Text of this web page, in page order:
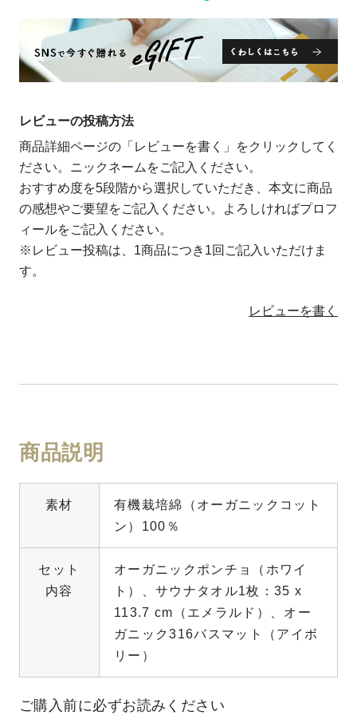
レビューの投稿方法
商品詳細ページの「レビューを書く」をクリックしてく
ださい。ニックネームをご記入ください。
おすすめ度を5段階から選択していただき、本文に商品
の感想やご要望をご記入ください。よろしければプロフ
ィールをご記入ください。
※レビュー投稿は、1商品につき1回ご記入いただけま
す。
レビューを書く
商品説明
素材
有機栽培綿（オーガニックコット
ン）100％
セット
内容
オーガニックポンチョ（ホワイ
ト）、サウナタオル1枚：35 x
113.7 cm（エメラルド）、オー
ガニック316バスマット（アイボ
リー）
ご購入前に必ずお読みください